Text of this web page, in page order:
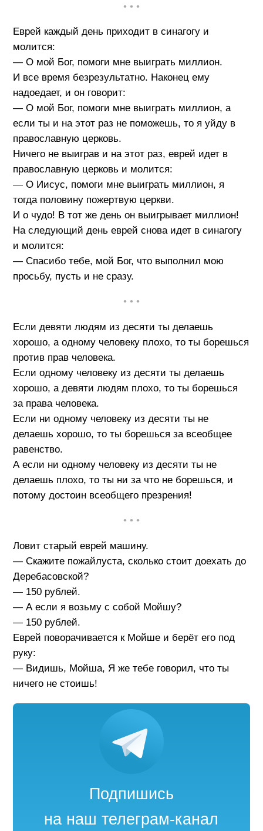
• • •
Еврей каждый день приходит в синагогу и
молится:
— О мой Бог, помоги мне выиграть миллион.
И все время безрезультатно. Наконец ему
надоедает, и он говорит:
— О мой Бог, помоги мне выиграть миллион, а
если ты и на этот раз не поможешь, то я уйду в
православную церковь.
Ничего не выиграв и на этот раз, еврей идет в
православную церковь и молится:
— О Иисус, помоги мне выиграть миллион, я
тогда половину пожертвую церкви.
И о чудо! В тот же день он выигрывает миллион!
На следующий день еврей снова идет в синагогу
и молится:
— Спасибо тебе, мой Бог, что выполнил мою
просьбу, пусть и не сразу.
• • •
Если девяти людям из десяти ты делаешь
хорошо, а одному человеку плохо, то ты борешься
против прав человека.
Если одному человеку из десяти ты делаешь
хорошо, а девяти людям плохо, то ты борешься
за права человека.
Если ни одному человеку из десяти ты не
делаешь хорошо, то ты борешься за всеобщее
равенство.
А если ни одному человеку из десяти ты не
делаешь плохо, то ты ни за что не борешься, и
потому достоин всеобщего презрения!
• • •
Ловит старый еврей машину.
— Скажите пожайлуста, сколько стоит доехать до
Деребасовской?
— 150 рублей.
— А если я возьму с собой Мойшу?
— 150 рублей.
Еврей поворачивается к Мойше и берёт его под
руку:
— Видишь, Мойша, Я же тебе говорил, что ты
ничего не стоишь!
Подпишись
на наш телеграм-канал